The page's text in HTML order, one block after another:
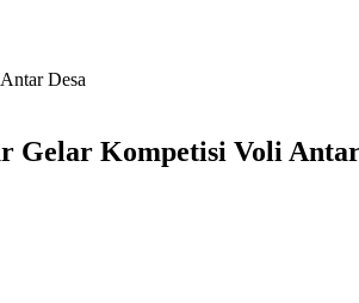
Desa
Gelar Kompetisi Voli